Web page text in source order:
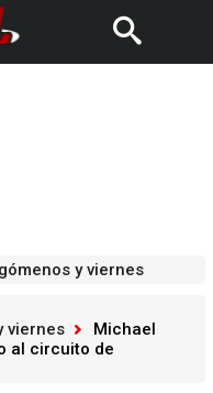
y viernes
viernes
Michael
al circuito de